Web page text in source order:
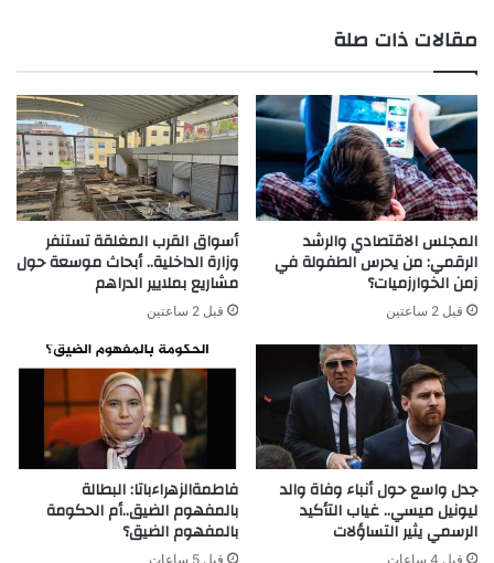
مقالات ذات صلة
المجلس الاقتصادي والرشد
الرقمي: من يحرس الطفولة في
زمن الخوارزميات؟
قبل 2 ساعتين
أسواق القرب المغلقة تستنفر
وزارة الداخلية.. أبحاث موسعة حول
مشاريع بملايير الدراهم
قبل 2 ساعتين
جدل واسع حول أنباء وفاة والد
ليونيل ميسي.. غياب التأكيد
الرسمي يثير التساؤلات
قبل 4 ساعات
فاطمةالزهراءباتا: البطالة
بالمفهوم الضيق..أم الحكومة
بالمفهوم الضيق؟
قبل 5 ساعات